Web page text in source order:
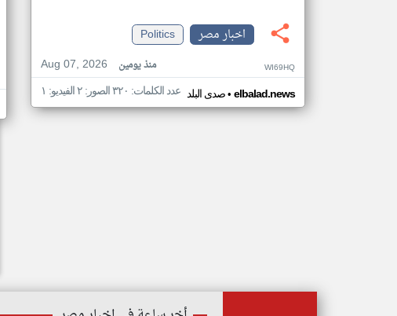
اخبار مصر
Politics
Aug 07, 2026
منذ يومين WI69HQ
صدى البلد• elbalad.news عدد الكلمات: ٣٢٠ الصور: ٢ الفيديو: ١